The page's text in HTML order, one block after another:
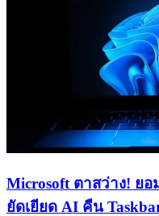
Microsoft ตาสว่าง! ยอ
ยัดเยียด AI คืน